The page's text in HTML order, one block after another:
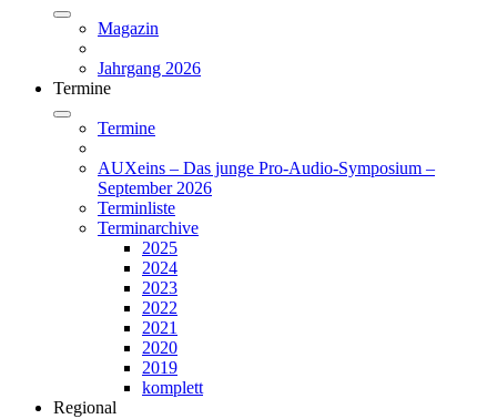
Magazin
Jahrgang 2026
Termine
Termine
AUXeins – Das junge Pro-Audio-Symposium –
September 2026
Terminliste
Terminarchive
2025
2024
2023
2022
2021
2020
2019
komplett
Regional